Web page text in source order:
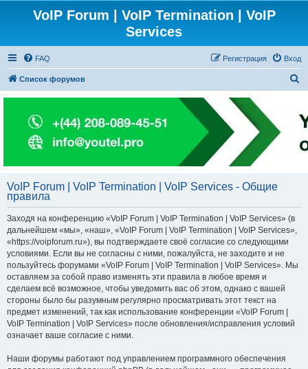
VoIP Forum | VoIP Termination | VoIP
Services
FAQ Вход
Регистрация
Список форумов
с
к
VoIP Forum | VoIP Termination | VoIP Services - Общие
правила
Заходя на конференцию «VoIP Forum | VoIP Termination | VoIP Services» (в
дальнейшем «мы», «наш», «VoIP Forum | VoIP Termination | VoIP Services»,
«https://voipforum.ru»), вы подтверждаете своё согласие со следующими
условиями. Если вы не согласны с ними, пожалуйста, не заходите и не
пользуйтесь форумами «VoIP Forum | VoIP Termination | VoIP Services». Мы
оставляем за собой право изменять эти правила в любое время и
сделаем всё возможное, чтобы уведомить вас об этом, однако с вашей
стороны было бы разумным регулярно просматривать этот текст на
предмет изменений, так как использование конференции «VoIP Forum |
VoIP Termination | VoIP Services» после обновления/исправления условий
означает ваше согласие с ними.
Наши форумы работают под управлением программного обеспечения